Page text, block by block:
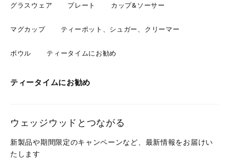
グラスウェア プレート カップ&ソーサー
マグカップ ティーポット、シュガー、クリーマー
ボウル ティータイムにお勧め
ティータイムにお勧め
ウェッジウッドとつながる
新製品や期間限定のキャンペーンなど、最新情報をお届けい
たします